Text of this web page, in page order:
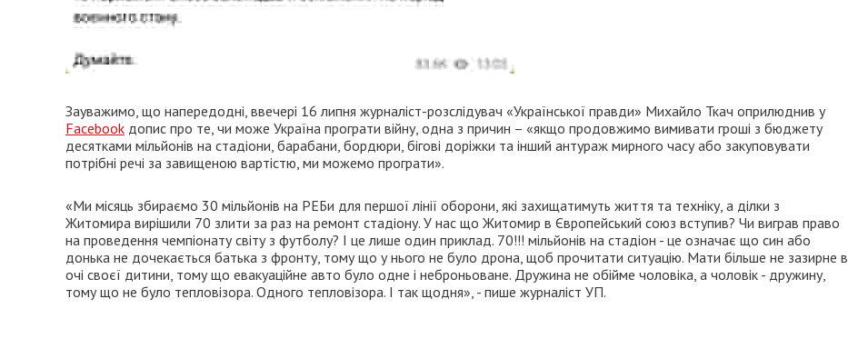
Зауважимо, що напередодні, ввечері 16 липня журналіст-розслідувач «Української правди» Михайло Ткач оприлюднив у
Facebook допис про те, чи може Україна програти війну, одна з причин – «якщо продовжимо вимивати гроші з бюджету
десятками мільйонів на стадіони, барабани, бордюри, бігові доріжки та інший антураж мирного часу або закуповувати
потрібні речі за завищеною вартістю, ми можемо програти».
«Ми місяць збираємо 30 мільйонів на РЕБи для першої лінії оборони, які захищатимуть життя та техніку, а ділки з
Житомира вирішили 70 злити за раз на ремонт стадіону. У нас що Житомир в Європейський союз вступив? Чи виграв право
на проведення чемпіонату світу з футболу? І це лише один приклад. 70!!! мільйонів на стадіон - це означає що син або
донька не дочекається батька з фронту, тому що у нього не було дрона, щоб прочитати ситуацію. Мати більше не зазирне в
очі своєї дитини, тому що евакуаційне авто було одне і неброньоване. Дружина не обійме чоловіка, а чоловік - дружину,
тому що не було тепловізора. Одного тепловізора. І так щодня», - пише журналіст УП.